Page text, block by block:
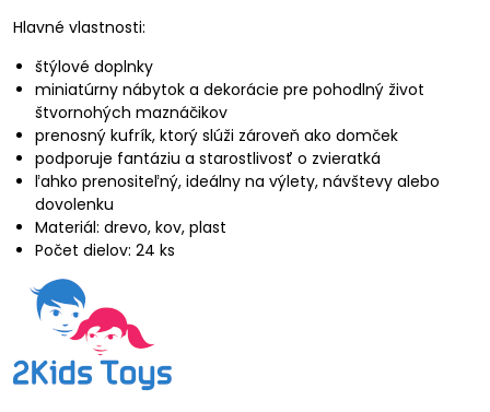
Hlavné vlastnosti:
štýlové doplnky
miniatúrny nábytok a dekorácie pre pohodlný život
štvornohých maznáčikov
prenosný kufrík, ktorý slúži zároveň ako domček
podporuje fantáziu a starostlivosť o zvieratká
ľahko prenositeľný, ideálny na výlety, návštevy alebo
dovolenku
Materiál: drevo, kov, plast
Počet dielov: 24 ks